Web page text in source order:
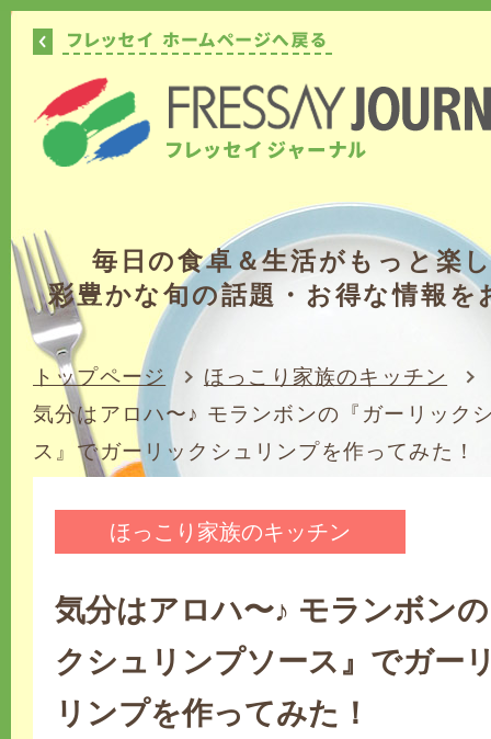
毎日の食卓＆生活がもっと楽
彩豊かな旬の話題・お得な情報を
トップページ
ほっこり家族のキッチン
気分はアロハ〜♪ モランボンの『ガーリック
ス』でガーリックシュリンプを作ってみた！
ほっこり家族のキッチン
気分はアロハ〜♪ モランボン
クシュリンプソース』でガー
リンプを作ってみた！